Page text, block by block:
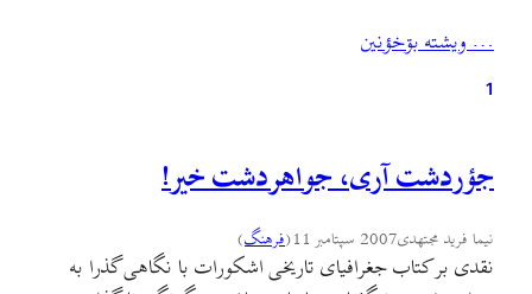
شفاف‌سازی، هم براي نويسنده‌ی محترم مقاله مفيد واقع گردد،
که به…
… ويشته بۊخؤنين
1
جؤردشت آری، جواهردشت خیر!
نیما فرید مجتهدی2007 سپتامبر 11 (فرهنگ)
نقدی بر کتاب جغرافیای تاریخی اشکورات با نگاهی گذرا به